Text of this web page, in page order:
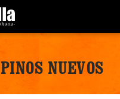
PINOS NUEVOS